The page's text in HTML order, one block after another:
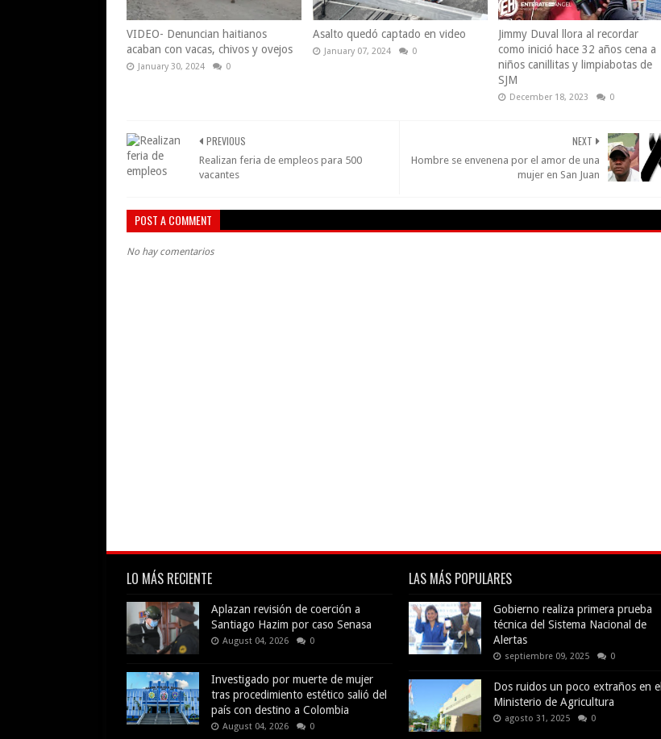
VIDEO- Denuncian haitianos
acaban con vacas, chivos y ovejos
January 30, 2024 0
Asalto quedó captado en video
January 07, 2024 0
Jimmy Duval llora al recordar
como inició hace 32 años cena a
niños canillitas y limpiabotas de
SJM
December 18, 2023 0
NEXT
Hombre se envenena por el amor de una
mujer en San Juan
PREVIOUS
Realizan feria de empleos para 500
vacantes
POST A COMMENT
No hay comentarios
LO MÁS RECIENTE
Aplazan revisión de coerción a
Santiago Hazim por caso Senasa
August 04, 2026 0
Investigado por muerte de mujer
tras procedimiento estético salió del
país con destino a Colombia
August 04, 2026 0
LAS MÁS POPULARES
Gobierno realiza primera prueba
técnica del Sistema Nacional de
Alertas
septiembre 09, 2025 0
Dos ruidos un poco extraños en el
Ministerio de Agricultura
agosto 31, 2025 0